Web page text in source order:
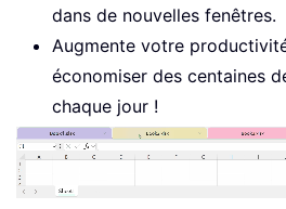
dans de nouvelles fenêtres.
Augmente votre
économiser des centaines
chaque jour !